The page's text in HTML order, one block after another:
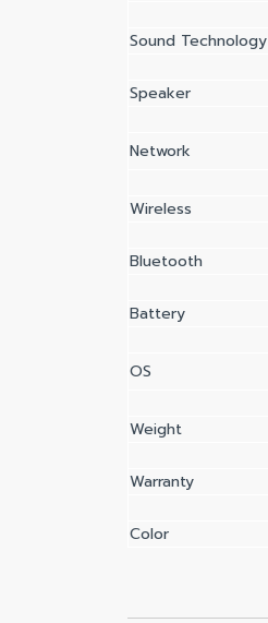
Sound Technology
Speaker
Network
Wireless
Bluetooth
Battery
OS
Weight
Warranty
Color